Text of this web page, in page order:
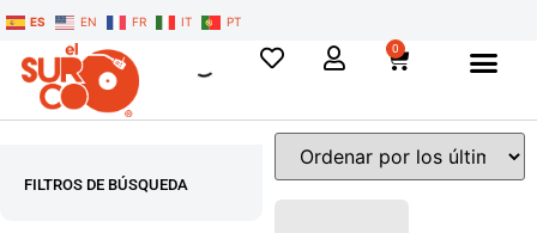
ES EN FR IT PT
0
FILTROS DE BÚSQUEDA